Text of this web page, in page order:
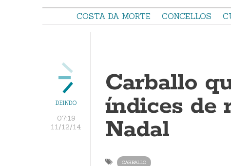
COSTA DA MORTE CONCELLOS
DEINDO
07:19
11/12/14
Carballo
índices de
Nadal
CARBALLO